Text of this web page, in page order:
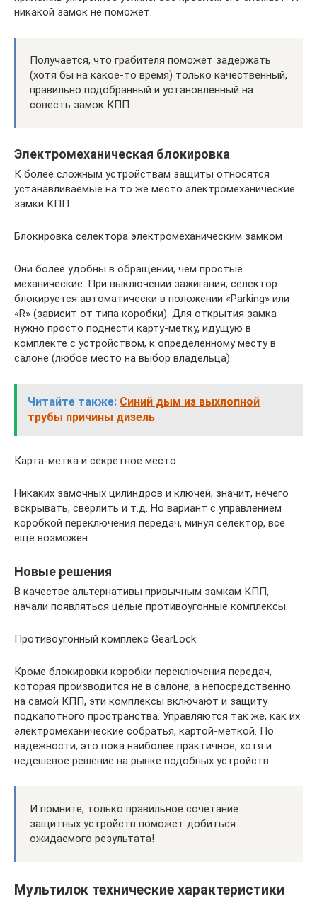
никакой замок не поможет.
Получается, что грабителя поможет задержать
(хотя бы на какое-то время) только качественный,
правильно подобранный и установленный на
совесть замок КПП.
Электромеханическая блокировка
К более сложным устройствам защиты относятся
устанавливаемые на то же место электромеханические
замки КПП.
Блокировка селектора электромеханическим замком
Они более удобны в обращении, чем простые
механические. При выключении зажигания, селектор
блокируется автоматически в положении «Parking» или
«R» (зависит от типа коробки). Для открытия замка
нужно просто поднести карту-метку, идущую в
комплекте с устройством, к определенному месту в
салоне (любое место на выбор владельца).
Читайте также: Синий дым из выхлопной
трубы причины дизель
Карта-метка и секретное место
Никаких замочных цилиндров и ключей, значит, нечего
вскрывать, сверлить и т.д. Но вариант с управлением
коробкой переключения передач, минуя селектор, все
еще возможен.
Новые решения
В качестве альтернативы привычным замкам КПП,
начали появляться целые противоугонные комплексы.
Противоугонный комплекс GearLock
Кроме блокировки коробки переключения передач,
которая производится не в салоне, а непосредственно
на самой КПП, эти комплексы включают и защиту
подкапотного пространства. Управляются так же, как их
электромеханические собратья, картой-меткой. По
надежности, это пока наиболее практичное, хотя и
недешевое решение на рынке подобных устройств.
И помните, только правильное сочетание
защитных устройств поможет добиться
ожидаемого результата!
Мультилок технические характеристики